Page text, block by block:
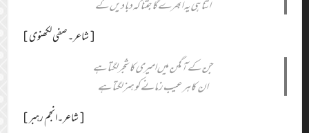
اُتنا ہی یہ اُبھرے گا جتنا کہ دبا دیں گے
[شاعر۔صفی لکھنوی]
جن کے آنگن میں امیری کا شجر لگتا ہے
ان کا ہر عیب زمانے کو ہنر لگتا ہے
[شاعر۔انجم رہبر]